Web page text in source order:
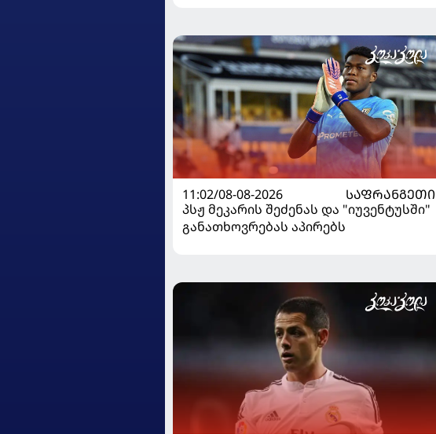
11:02/08-08-2026
ᲡᲐᲤᲠᲐᲜᲒᲔᲗᲘ
პსჟ მეკარის შეძენას და "იუვენტუსში"
განათხოვრებას აპირებს